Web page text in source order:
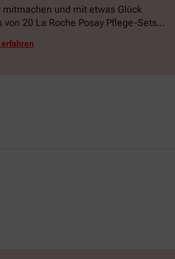
mitmachen und mit etwas Glück
von 20 La Roche Posay Pflege-Sets